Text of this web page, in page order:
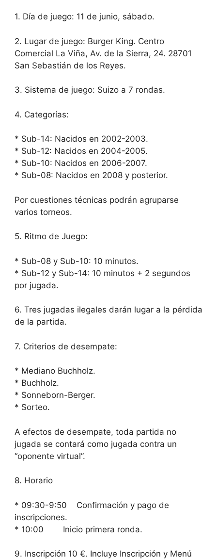
1. Día de juego: 11 de junio, sábado.
2. Lugar de juego: Burger King. Centro
Comercial La Viña, Av. de la Sierra, 24. 28701
San Sebastián de los Reyes.
3. Sistema de juego: Suizo a 7 rondas.
4. Categorías:
* Sub-14: Nacidos en 2002-2003.
* Sub-12: Nacidos en 2004-2005.
* Sub-10: Nacidos en 2006-2007.
* Sub-08: Nacidos en 2008 y posterior.
Por cuestiones técnicas podrán agruparse
varios torneos.
5. Ritmo de Juego:
* Sub-08 y Sub-10: 10 minutos.
* Sub-12 y Sub-14: 10 minutos + 2 segundos
por jugada.
6. Tres jugadas ilegales darán lugar a la pérdida
de la partida.
7. Criterios de desempate:
* Mediano Buchholz.
* Buchholz.
* Sonneborn-Berger.
* Sorteo.
A efectos de desempate, toda partida no
jugada se contará como jugada contra un
“oponente virtual”.
8. Horario
* 09:30-9:50 Confirmación y pago de
inscripciones.
* 10:00 Inicio primera ronda.
9. Inscripción 10 €. Incluye Inscripción y Menú